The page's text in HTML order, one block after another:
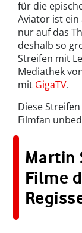
für die
Aviator ist ein
nur auf das
deshalb so
Streifen mit
Mediathek
mit GigaTV.
Diese
Filmfan
Martin
Filme